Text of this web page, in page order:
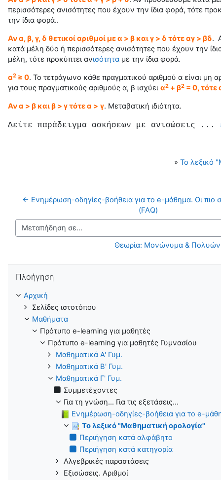
περισσότερες ανισότητες που έχουν την ίδια φορά, τότε
την ίδια φορά..
Αν α, β, γ, δ θετικοί αριθμοί με α > β και γ > δ τότε αγ > βδ.
κατά μέλη δύο ή περισσότερες ανισότητες που έχουν την
μέλη, τότε προκύπτει ανισότητα με την ίδια φορά.
α2 ≥ 0. Το τετράγωνο κάθε πραγματικού αριθμού α είναι μη
για τους πραγματικούς αριθμούς α, β ισχύει α2 + β2 = 0, τότε
Αν α > β και β > γ τότε α > γ. Μεταβατική ιδιότητα.
Δείτε παράδειγμα ασκήσεων με ανισώσεις ...
» Το λεξικό
← Ενημέρωση-οδηγίες-βοήθεια για το e-μάθημα. Οι πιο
(FAQ)
Μεταπήδηση σε...
Θεωρία: Μονώνυμα &
Πλοήγηση
Αρχική
Σελίδες ιστοτόπου
Μαθήματα
Πρότυπο e-learning για μαθητές
Πρότυπο e-learning για μαθητές Γυμνασίου
Μαθηματικά Α' Γυμ.
Μαθηματικά Β' Γυμ.
Μαθηματικά Γ' Γυμ.
Συμμετέχοντες
Για τη γνώση... Για τις εξετάσεις...
Ενημέρωση-οδηγίες-βοήθεια για το e-
Το λεξικό "Μαθηματική ορολογία"
Περιήγηση κατά αλφάβητο
Περιήγηση κατά κατηγορία
Αλγεβρικές παραστάσεις
Εξισώσεις. Αριθμοί